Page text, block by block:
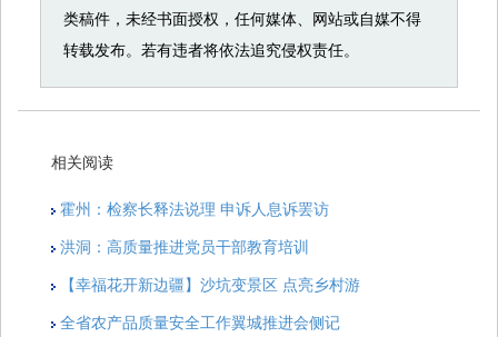
类稿件，未经书面授权，任何媒体、网站或自媒不得
转载发布。若有违者将依法追究侵权责任。
相关阅读
霍州：检察长释法说理 申诉人息诉罢访
洪洞：高质量推进党员干部教育培训
【幸福花开新边疆】沙坑变景区 点亮乡村游
全省农产品质量安全工作翼城推进会侧记